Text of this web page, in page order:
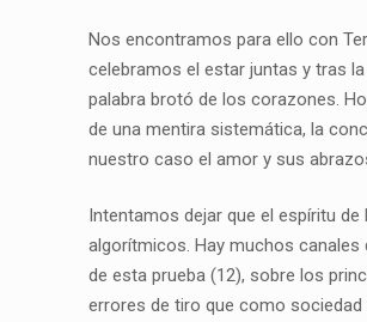
Nos encontramos para ello con
celebramos el estar juntas y tras
palabra brotó de los corazones.
de una mentira sistemática, la
nuestro caso el amor y sus
Intentamos dejar que el espíritu
algorítmicos. Hay muchos
de esta prueba (12), sobre los
errores de tiro que como